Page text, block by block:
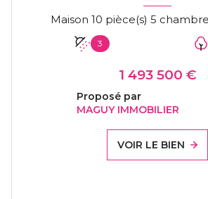
3
1 493 500 €
Proposé par
MAGUY IMMOBILIER
VOIR LE BIEN